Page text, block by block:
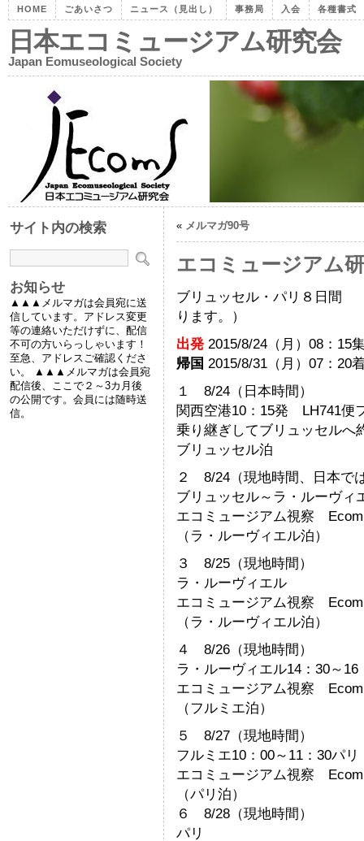
HOME ごあいさつ ニュース（見出し） 事務局 入会 各種書式
日本エコミュージアム研究会
Japan Eomuseological Society
« メルマガ90号
エコミュージアム
ブリュッセル・パリ８日間
ります。）
出発2015/8/24（月）08：15
帰国 2015/8/31（月）07：20
１ 8/24（日本時間）
関西空港10：15発 LH741便
乗り継ぎしてブリュッセルへ
ブリュッセル泊
２ 8/24（現地時間、日本で
ブリュッセル～ラ・ルーヴ
エコミュージアム視察
（ラ・ルーヴィエル泊）
３ 8/25（現地時間）
ラ・ルーヴィエル
エコミュージアム視察
（ラ・ルーヴィエル泊）
４ 8/26（現地時間）
ラ・ルーヴィエル14：30～16
エコミュージアム視察
（フルミエ泊）
５ 8/27（現地時間）
フルミエ10：00～11：30パ
エコミュージアム視察
（パリ泊）
６ 8/28（現地時間）
パリ
サイト内の検索
お知らせ
▲▲▲メルマガは会員宛に送
信しています。アドレス変更
等の連絡いただけずに、配信
不可の方いらっしゃいます！
至急、アドレスご確認くださ
い。 ▲▲▲メルマガは会員宛
配信後、ここで２～3カ月後
の公開です。会員には随時送
信。